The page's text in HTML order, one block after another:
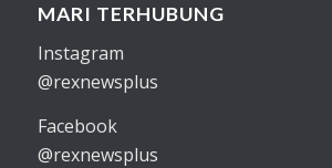
MARI TERHUBUNG
Instagram
@rexnewsplus
Facebook
@rexnewsplus